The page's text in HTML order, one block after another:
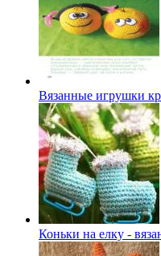
Вязанные игрушки
Коньки на елку -